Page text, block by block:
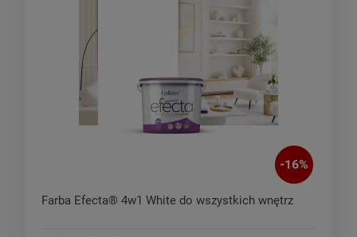
-16%
Farba Efecta® 4w1 White do wszystkich wnętrz